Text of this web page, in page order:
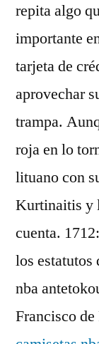
repita algo
importante
tarjeta de
aprovechar
trampa.
roja en lo
lituano con
Kurtinaitis y
cuenta.
los estatutos
nba
Francisco